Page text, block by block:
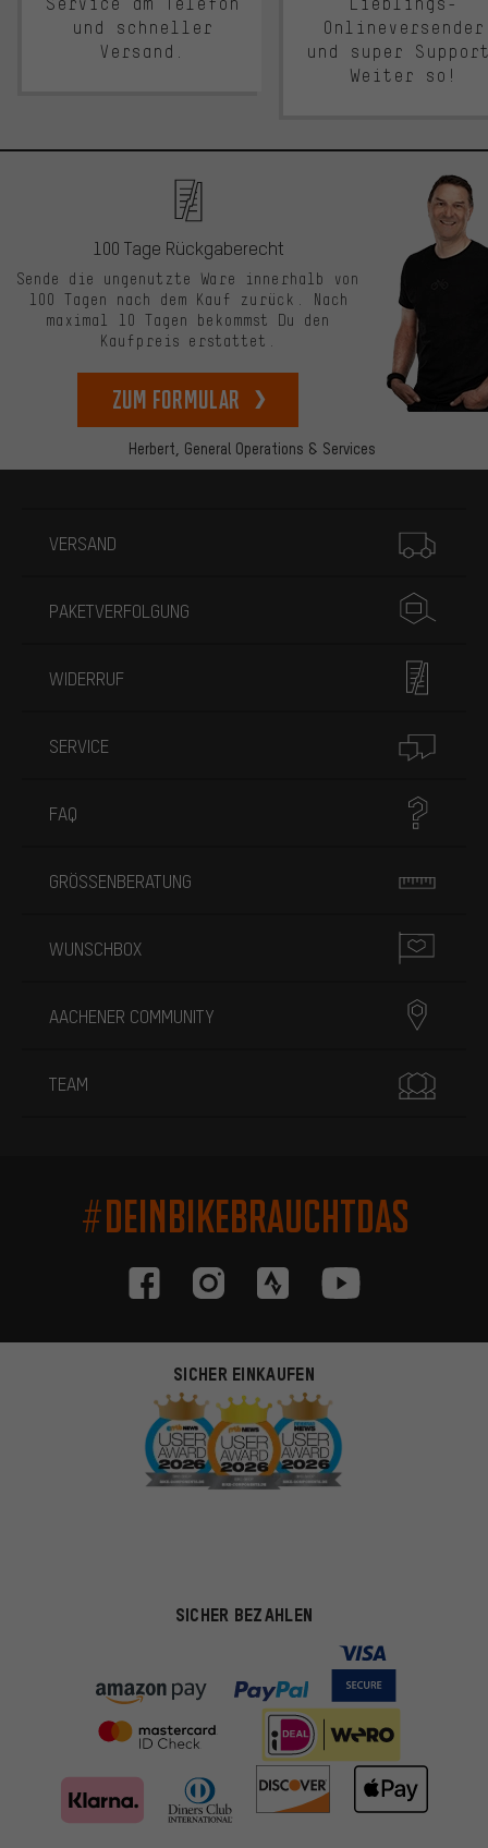
und schneller
Versand.
Onlineversender
und super
Weiter so!
Herbert, General Operations & Services
100 Tage Rückgaberecht
Sende die ungenutzte Ware innerhalb von
100 Tagen nach dem Kauf zurück. Nach
maximal 10 Tagen bekommst Du den
Kaufpreis erstattet.
zum Formular
VERSAND
PAKETVERFOLGUNG
WIDERRUF
SERVICE
FAQ
GRÖSSENBERATUNG
WUNSCHBOX
AACHENER COMMUNITY
TEAM
#DEINBIKEBRAUCHTDAS
SICHER EINKAUFEN
SICHER BEZAHLEN
Passendere Angebote